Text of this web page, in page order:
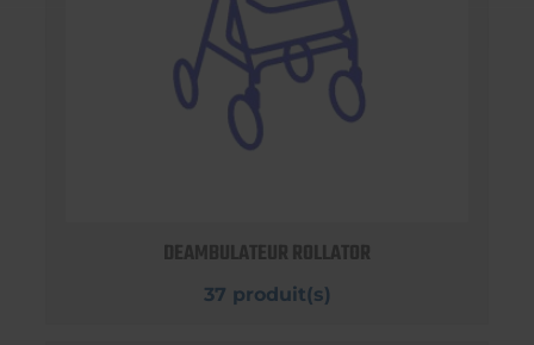
DEAMBULATEUR ROLLATOR
37 produit(s)